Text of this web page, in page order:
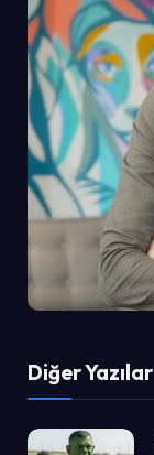
Diğer Yazılar